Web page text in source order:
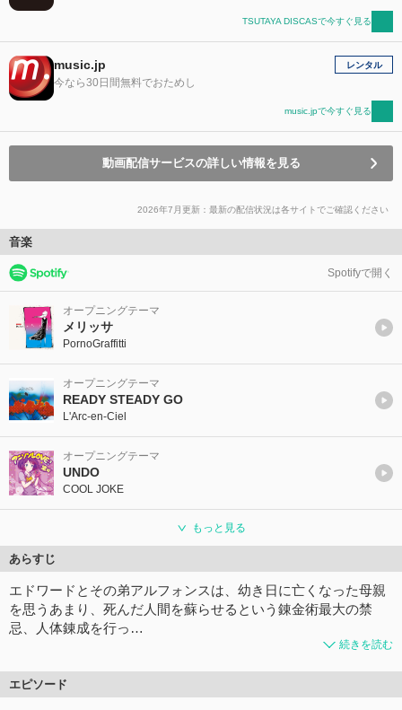
TSUTAYA DISCASで今すぐ見る
music.jp
今なら30日間無料でおためし
レンタル
music.jpで今すぐ見る
動画配信サービスの詳しい情報を見る
2026年7月更新：最新の配信状況は各サイトでご確認ください
音楽
Spotifyで開く
オープニングテーマ
メリッサ
PornoGraffitti
オープニングテーマ
READY STEADY GO
L'Arc-en-Ciel
オープニングテーマ
UNDO
COOL JOKE
もっと見る
あらすじ
エドワードとその弟アルフォンスは、幼き日に亡くなった母親
を思うあまり、死んだ人間を蘇らせるという錬金術最大の禁
忌、人体錬成を行っ…
続きを読む
エピソード